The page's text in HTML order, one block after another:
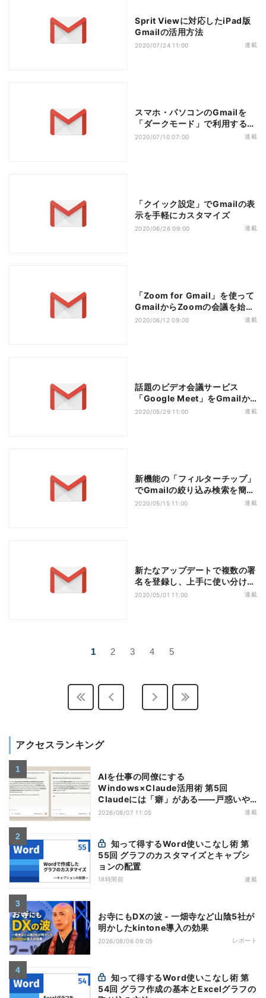
Sprit Viewに対応したiPad版
Gmailの活用方法
2020/07/24 11:00 連載
スマホ・パソコンのGmailを
「ダークモード」で利用する方
法
2020/07/10 07:00 連載
「クイック設定」でGmailの表
示を手軽にカスタマイズ
2020/06/26 09:00 連載
「Zoom for Gmail」を使って
GmailからZoomの会議を始め
やすく
2020/06/12 09:00 連載
話題のビデオ会議サービス
「Google Meet」をGmailか
ら利用する
2020/05/29 11:00 連載
新機能の「フィルターチップ」
でGmailの絞り込み検索を簡単
に
2020/05/15 11:00 連載
新たなアップデートで複数の署
名を登録し、上手に使い分けよ
う
2020/05/01 11:00 連載
1 2 3 4 5
アクセスランキング
AIを仕事の同僚にする
Windows×Claude活用術 第5回
Claudeには「癖」がある――戸惑いや
すい7つの仕様
2026/08/07 11:05 連載
55回 グラフのカスタマイズとキャプシ
ョンの配置
18時間前 連載
お寺にもDXの波 - 一畑寺など山陰5社が
明かしたkintone導入の効果
2026/08/06 09:05 レポート
54回 グラフ作成の基本とExcelグラフの